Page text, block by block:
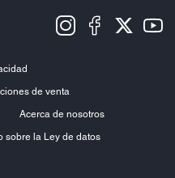
de venta
Acerca de nosotros
sobre la Ley de datos